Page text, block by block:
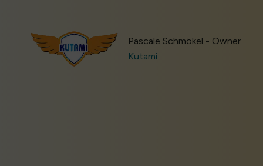
Pascale Schmökel - Owner
Kutami